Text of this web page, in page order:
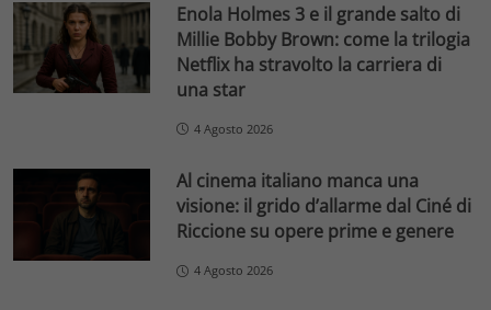
Enola Holmes 3 e il grande salto di
Millie Bobby Brown: come la trilogia
Netflix ha stravolto la carriera di
una star
4 Agosto 2026
Al cinema italiano manca una
visione: il grido d’allarme dal Ciné di
Riccione su opere prime e genere
4 Agosto 2026